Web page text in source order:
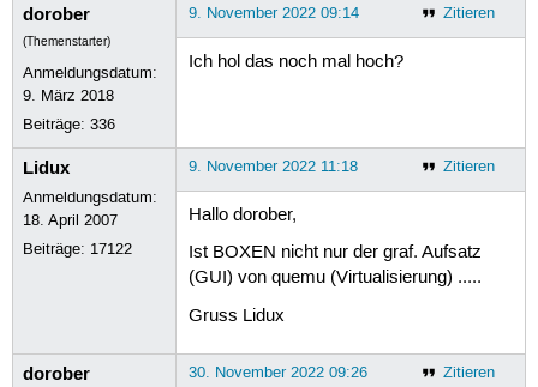
dorober
(Themenstarter)
Anmeldungsdatum:
9. März 2018
Beiträge:336
Zitieren
9. November 2022 09:14
Ich hol das noch mal hoch?
Lidux
Anmeldungsdatum:
18. April 2007
Beiträge: 17122
Zitieren
9. November 2022 11:18
Hallo dorober,
Ist BOXEN nicht nur der graf. Aufsatz
(GUI) von quemu (Virtualisierung) .....
Gruss Lidux
dorober Zitieren
30. November 2022 09:26